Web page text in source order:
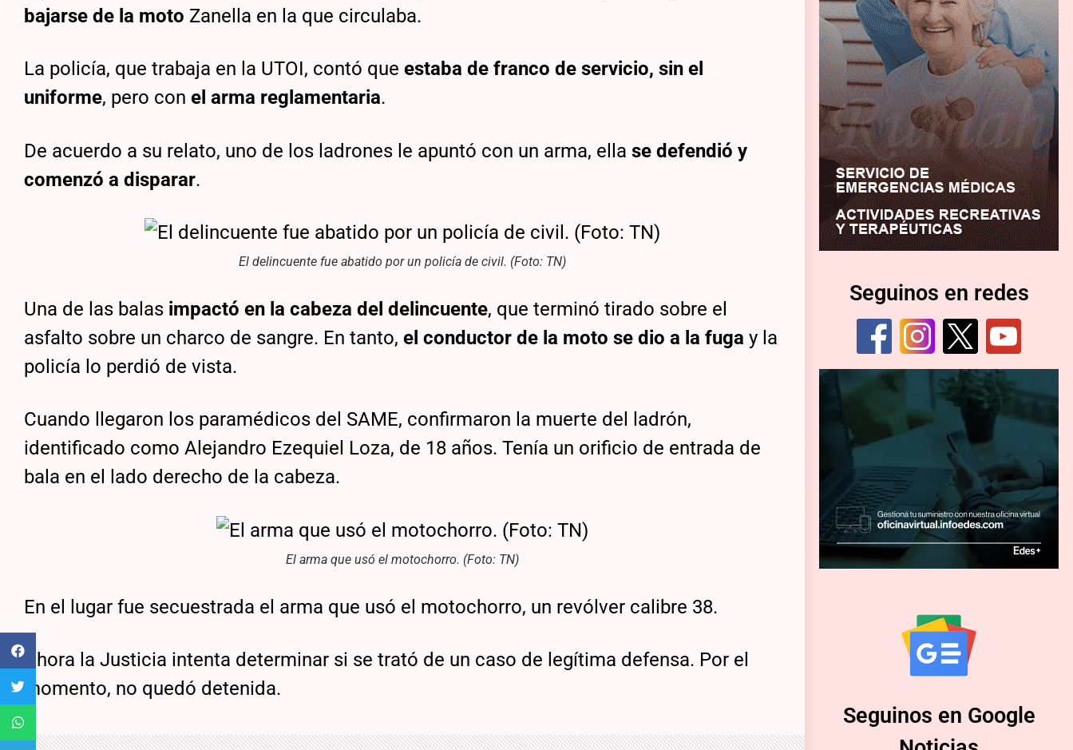
bajarse de la moto Zanella en la que circulaba.
La policía, que trabaja en la UTOI, contó queestaba de franco de servicio, sin el
uniforme, pero conel arma reglamentaria.
De acuerdo a su relato, uno de los ladrones le apuntó con un arma, ellase defendió y
comenzó a disparar.
El delincuente fue abatido por un policía de civil. (Foto: TN)
Una de las balas impactó en la cabeza del delincuente, que terminó tirado sobre el
asfalto sobre un charco de sangre. En tanto, el conductor de la moto se dio a la fugay la
policía lo perdió de vista.
Cuando llegaron los paramédicos del SAME, confirmaron la muerte del ladrón,
identificado como Alejandro Ezequiel Loza, de 18 años. Tenía un orificio de entrada de
bala en el lado derecho de la cabeza.
El arma que usó el motochorro. (Foto: TN)
En el lugar fue secuestrada el arma que usó el motochorro, un revólver calibre 38.
Ahora la Justicia intenta determinar si se trató de un caso de legítima defensa. Por el
momento, no quedó detenida.
Seguinos en redes
Seguinos en Google